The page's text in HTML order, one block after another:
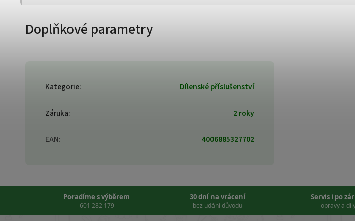
Doplňkové parametry
Kategorie: Dílenské příslušenství
Záruka: 2 roky
EAN: 4006885327702
Poradíme s výběrem
601 282 179
30 dní na vrácení
bez udání důvodu
Servis i po
opravy a